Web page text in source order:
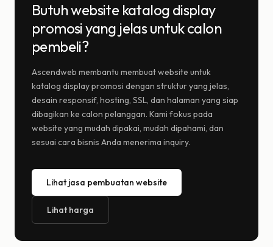
Butuh website katalog display
promosi yang jelas untuk calon
pembeli?
Ascendweb membantu membuat website untuk
katalog display promosi dengan struktur yang jelas,
desain responsif, hosting, SSL, dan halaman yang siap
dibagikan ke calon pelanggan. Kami fokus pada
website yang mudah dipakai, mudah dipahami, dan
sesuai cara bisnis Anda menerima inquiry.
Lihat jasa pembuatan website
Lihat harga